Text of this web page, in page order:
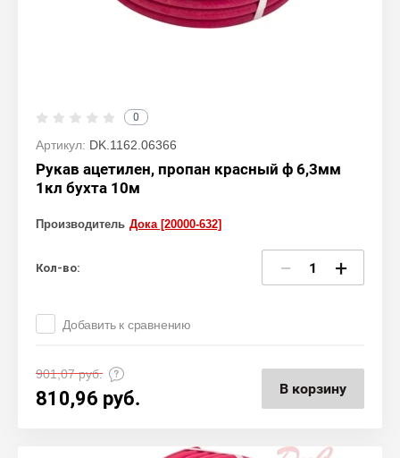
0
Артикул: DK.1162.06366
Рукав ацетилен, пропан красный ф 6,3мм
1кл бухта 10м
Производитель Дока [20000-632]
Кол-во: − +
Добавить к сравнению
901,07руб.
810,96 руб. В корзину